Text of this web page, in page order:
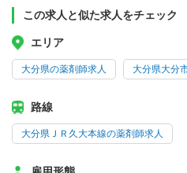
この求人と似た求人をチェック
エリア
大分県の薬剤師求人 大分県大分
路線
大分県ＪＲ久大本線の薬剤師求人